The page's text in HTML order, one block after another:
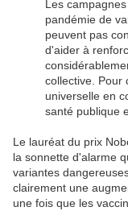
Les
pandémie de
peuvent pas
d'aider à
collective. Pour
universelle en
santé publique
Le lauréat du prix
la sonnette d'alarme
variantes
clairement une
une fois que les